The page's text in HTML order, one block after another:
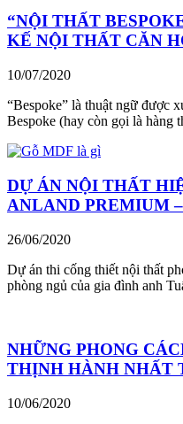
“NỘI THẤT
KẾ NỘI THẤT CĂN
10/07/2020
“Bespoke” là thuật ngữ được
Bespoke (hay còn gọi là hàng
DỰ ÁN NỘI THẤT
ANLAND PREMIUM
26/06/2020
Dự án thi cống thiết nội thất
phòng ngủ của gia đình anh
NHỮNG PHONG
THỊNH HÀNH NHẤT
10/06/2020